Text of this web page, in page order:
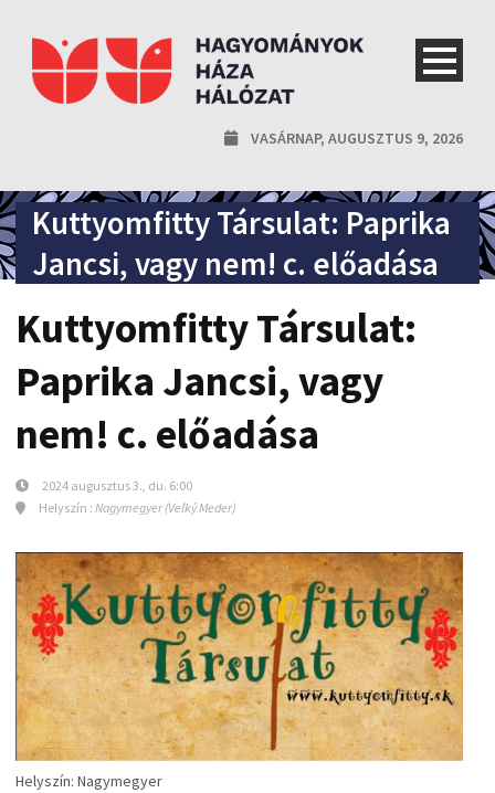
VASÁRNAP, AUGUSZTUS 9, 2026
Kuttyomfitty Társulat: Paprika
Jancsi, vagy nem! c. előadása
Kuttyomfitty Társulat:
Paprika Jancsi, vagy
nem! c. előadása
2024 augusztus 3., du. 6:00
Helyszín : Nagymegyer (Veľký Meder)
Helyszín: Nagymegyer